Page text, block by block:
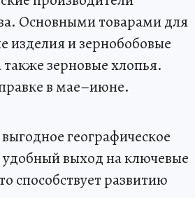
Основными товарами для
изделия и зернобобовые
зерновые хлопья.
в мае–июне.
географическое
выход на ключевые
способствует развитию